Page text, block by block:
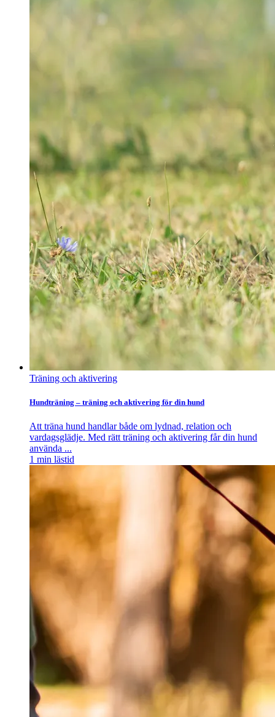
Träning och aktivering
Hundträning – träning och aktivering för din hund
Att träna hund handlar både om lydnad, relation och
vardagsglädje. Med rätt träning och aktivering får din hund
använda ...
1 min lästid